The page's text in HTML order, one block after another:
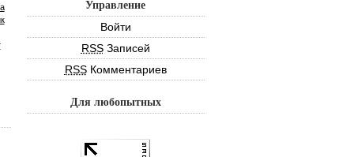
Управление
Войти
RSSЗаписей
RSSКомментариев
Для любопытных